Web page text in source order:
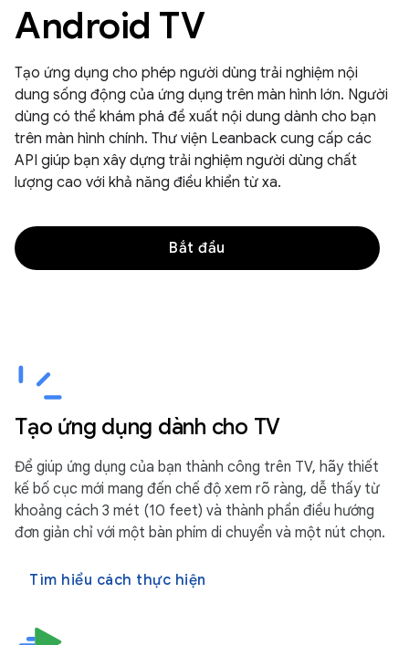
Android TV
Tạo ứng dụng cho phép người dùng trải nghiệm nội
dung sống động của ứng dụng trên màn hình lớn. Người
dùng có thể khám phá đề xuất nội dung dành cho bạn
trên màn hình chính. Thư viện Leanback cung cấp các
API giúp bạn xây dựng trải nghiệm người dùng chất
lượng cao với khả năng điều khiển từ xa.
Bắt đầu
Tạo ứng dụng dành cho TV
Để giúp ứng dụng của bạn thành công trên TV, hãy thiết
kế bố cục mới mang đến chế độ xem rõ ràng, dễ thấy từ
khoảng cách 3 mét (10 feet) và thành phần điều hướng
đơn giản chỉ với một bàn phím di chuyển và một nút chọn.
Tìm hiểu cách thực hiện